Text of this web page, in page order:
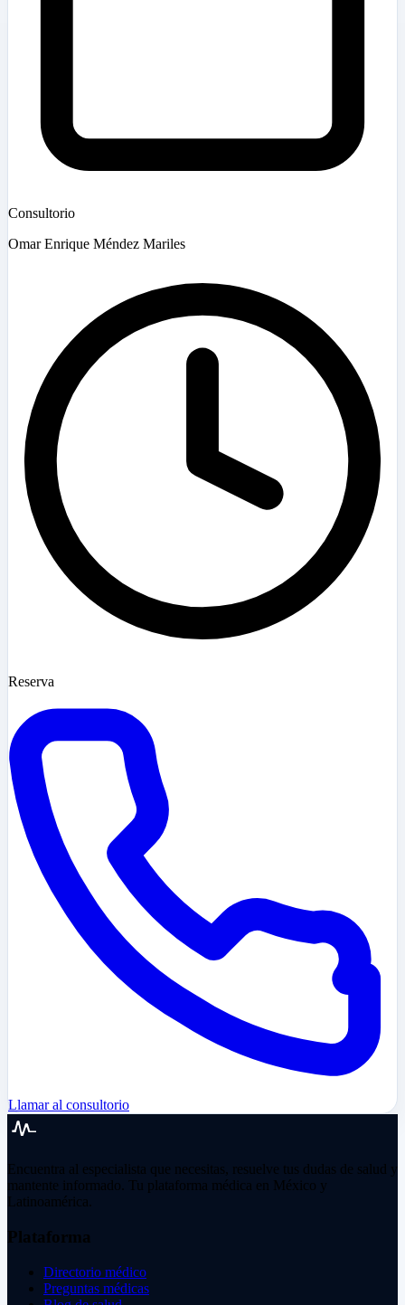
Consultorio
Omar Enrique Méndez Mariles
Reserva
Llamar al consultorio
Encuentra al especialista que necesitas, resuelve tus dudas de salud y
mantente informado. Tu plataforma médica en México y
Latinoamérica.
Plataforma
Directorio médico
Preguntas médicas